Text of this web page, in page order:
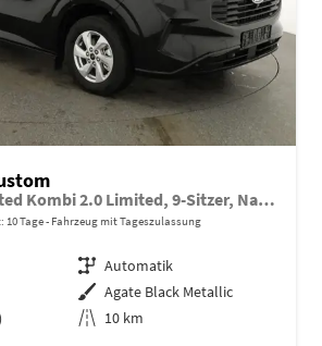
320 L1 FWD Limited Kombi 2.0 Limited, 9-Sitzer, Navi, FS-beheizbar, Side, Kamera, 4 J.-Garantie
10 Tage Fahrzeug mit Tageszulassung
Getriebe Automatik
Außenfarbe Agate Black Metallic
Kilometerstand 10 km